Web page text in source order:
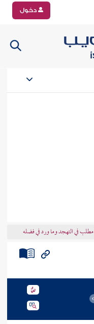
دخول
مطلب في التهجد وما ورد في فضله